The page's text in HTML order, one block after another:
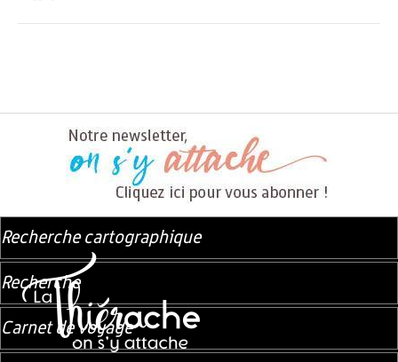
Recherche cartographique
Recherche
Carnet de voyage